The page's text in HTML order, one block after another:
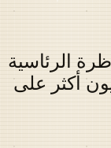
الرئاسية
أكثر على